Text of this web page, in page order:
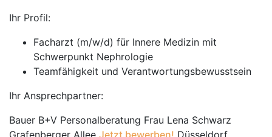
Ihr Profil:
Facharzt (m/w/d) für Innere Medizin mit
Schwerpunkt Nephrologie
Teamfähigkeit und Verantwortungsbewusstsein
Ihr Ansprechpartner:
Bauer B+V Personalberatung Frau Lena Schwarz
Grafenberger Allee Jetzt bewerben! Düsseldorf